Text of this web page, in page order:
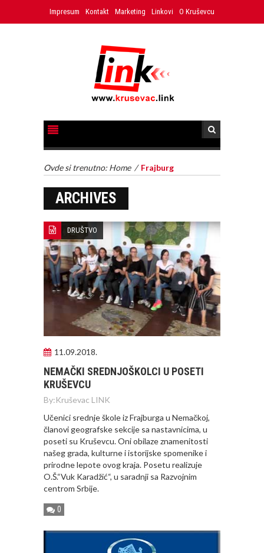
Impresum Kontakt Marketing Linkovi O Kruševcu
Ovde si trenutno: Home / Frajburg
ARCHIVES
DRUŠTVO
11.09.2018.
NEMAČKI SREDNJOŠKOLCI U POSETI
KRUŠEVCU
By:Kruševac LINK
Učenici srednje škole iz Frajburga u Nemačkoj,
članovi geografske sekcije sa nastavnicima, u
poseti su Kruševcu. Oni obilaze znamenitosti
našeg grada, kulturne i istorijske spomenike i
prirodne lepote ovog kraja. Posetu realizuje
O.Š.“Vuk Karadžić“, u saradnji sa Razvojnim
centrom Srbije.
0